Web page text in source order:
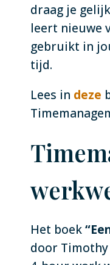
draag je
leert nieuwe
gebruikt in
tijd.
Lees in deze
Het boek
door